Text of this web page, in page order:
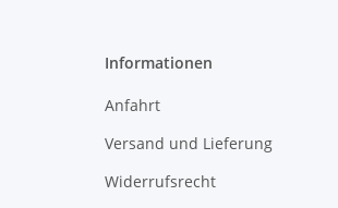
Informationen
Anfahrt
Versand und Lieferung
Widerrufsrecht